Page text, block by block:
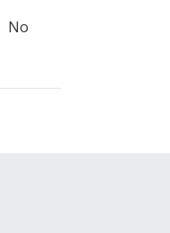
No